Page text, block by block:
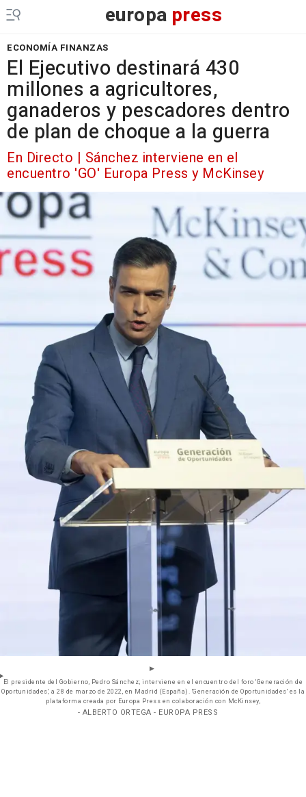
europa press
ECONOMÍA FINANZAS
El Ejecutivo destinará 430
millones a agricultores,
ganaderos y pescadores dentro
de plan de choque a la guerra
En Directo | Sánchez interviene en el
encuentro 'GO' Europa Press y McKinsey
El presidente del Gobierno, Pedro Sánchez; interviene en el encuentro del foro 'Generación de
Oportunidades', a 28 de marzo de 2022, en Madrid (España). 'Generación de Oportunidades' es la
plataforma creada por Europa Press en colaboración con McKinsey,
- ALBERTO ORTEGA - EUROPA PRESS